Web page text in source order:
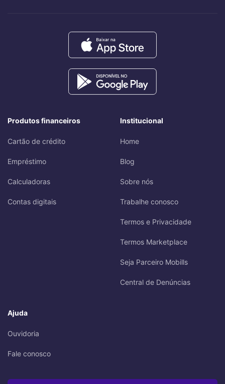
Produtos financeiros
Cartão de crédito
Empréstimo
Calculadoras
Contas digitais
Institucional
Home
Blog
Sobre nós
Trabalhe conosco
Termos e Privacidade
Termos Marketplace
Seja Parceiro Mobills
Central de Denúncias
Ajuda
Ouvidoria
Fale conosco